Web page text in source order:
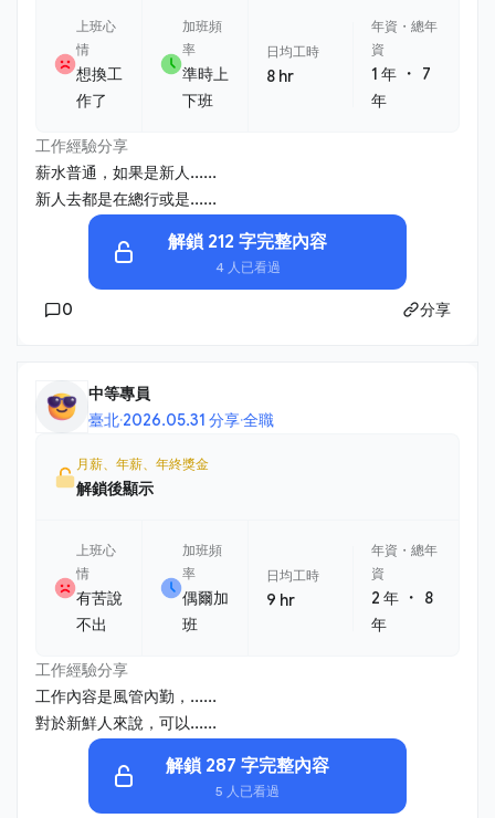
上班心
情
想換工
作了
加班頻
率
準時上
下班
日均工時
8 hr
年資・總年
資
1 年 ・
7
年
工作經驗分享
薪水普通，如果是新人......
新人去都是在總行或是......
解鎖 212 字完整內容
4 人已看過
0 分享
中等專員
臺北·2026.05.31 分享·全職
月薪、年薪、年終獎金
解鎖後顯示
上班心
情
有苦說
不出
加班頻
率
偶爾加
班
日均工時
9 hr
年資・總年
資
2 年 ・
8
年
工作經驗分享
工作內容是風管內勤，......
對於新鮮人來說，可以......
解鎖 287 字完整內容
5 人已看過